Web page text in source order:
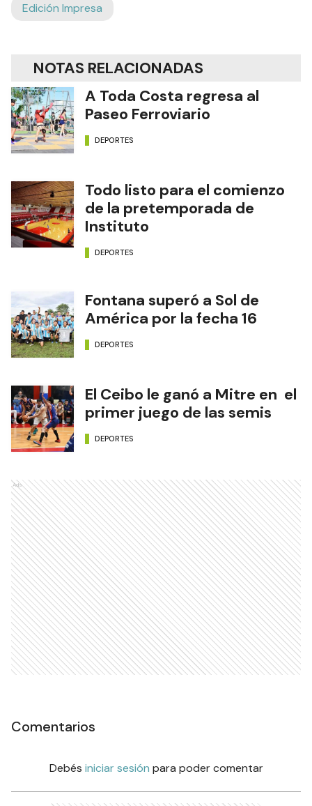
Edición Impresa
NOTAS RELACIONADAS
A Toda Costa regresa al
Paseo Ferroviario
DEPORTES
Todo listo para el comienzo
de la pretemporada de
Instituto
DEPORTES
Fontana superó a Sol de
América por la fecha 16
DEPORTES
El Ceibo le ganó a Mitre en el
primer juego de las semis
DEPORTES
Ads
Comentarios
Debés iniciar sesión para poder comentar